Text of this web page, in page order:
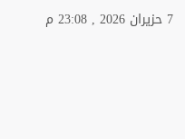
7 حزيران 2026 , 23:08 م